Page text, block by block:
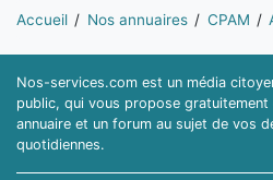
Vous êtes ici:
Accueil Nos annuaires CPAM
Nos-services.com est un média
public, qui vous propose
annuaire et un forum au sujet de vos
quotidiennes.